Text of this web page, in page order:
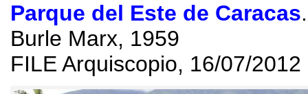
Parque del Este de Caracas
Burle Marx, 1959
FILE Arquiscopio, 16/07/2012